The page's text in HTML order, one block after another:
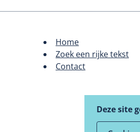
Footer
Home
Zoek een rijke tekst
Contact
Deze site